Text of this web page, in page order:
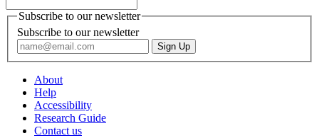
Subscribe to our newsletter
Subscribe to our newsletter
About
Help
Accessibility
Research Guide
Contact us